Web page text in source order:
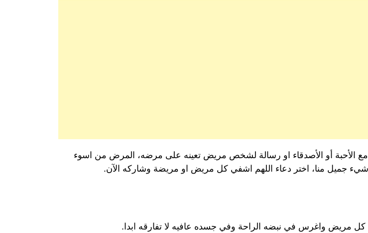
أو الأصدقاء او رسالة لشخص مريض تعينه على مرضه، المرض من اسوء
شيء جميل منا، اختر دعاء اللهم اشفي كل مريض او مريضة وشاركه الآن.
كل مريض واغرس في نبضه الراحة وفي جسده عافيه لا تفارقه ابدا.